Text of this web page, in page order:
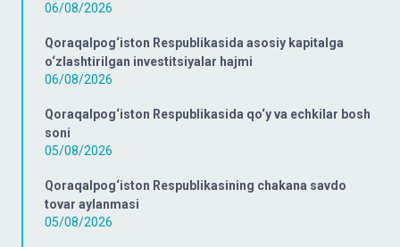
06/08/2026
Qoraqalpog‘iston Respublikasida asosiy kapitalga
o‘zlashtirilgan investitsiyalar hajmi
06/08/2026
Qoraqalpog‘iston Respublikasida qo‘y va echkilar bosh
soni
05/08/2026
Qoraqalpog‘iston Respublikasining chakana savdo
tovar aylanmasi
05/08/2026